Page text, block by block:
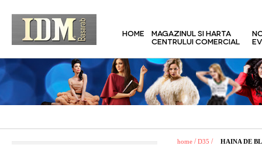
HOME
MAGAZINUL SI HARTA
CENTRULUI COMERCIAL
home / D35 / HAINA DE